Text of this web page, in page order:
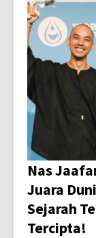
Nas
Juara
Sejarah
Tercipta!